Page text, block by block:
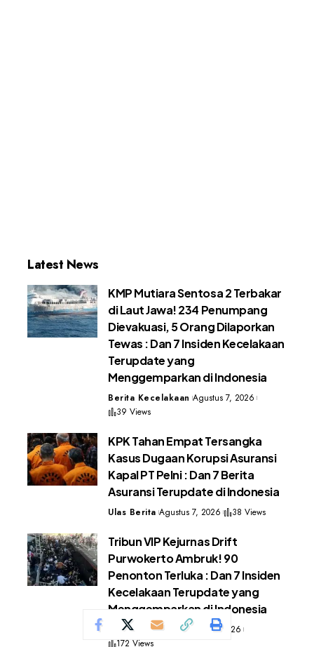
Latest News
KMP Mutiara Sentosa 2 Terbakar
di Laut Jawa! 234 Penumpang
Dievakuasi, 5 Orang Dilaporkan
Tewas : Dan 7 Insiden Kecelakaan
Terupdate yang
Menggemparkan di Indonesia
Berita Kecelakaan Agustus 7, 2026
39 Views
KPK Tahan Empat Tersangka
Kasus Dugaan Korupsi Asuransi
Kapal PT Pelni : Dan 7 Berita
Asuransi Terupdate di Indonesia
Ulas Berita Agustus 7, 2026 38 Views
Tribun VIP Kejurnas Drift
Purwokerto Ambruk! 90
Penonton Terluka : Dan 7 Insiden
Kecelakaan Terupdate yang
Menggemparkan di Indonesia
Berita Kecelakaan
Juli 31, 2026
172 Views